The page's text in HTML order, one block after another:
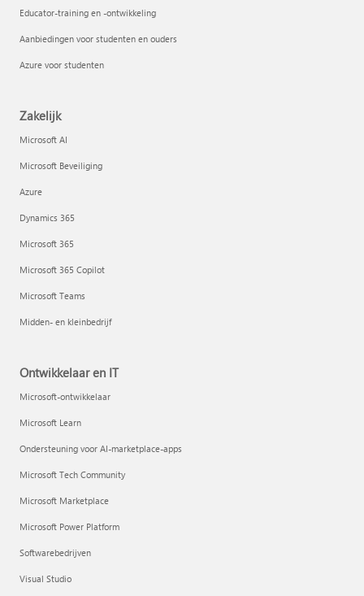
Educator-training en -ontwikkeling
Aanbiedingen voor studenten en ouders
Azure voor studenten
Zakelijk
Microsoft AI
Microsoft Beveiliging
Azure
Dynamics 365
Microsoft 365
Microsoft 365 Copilot
Microsoft Teams
Midden- en kleinbedrijf
Ontwikkelaar en IT
Microsoft-ontwikkelaar
Microsoft Learn
Ondersteuning voor AI-marketplace-apps
Microsoft Tech Community
Microsoft Marketplace
Microsoft Power Platform
Softwarebedrijven
Visual Studio